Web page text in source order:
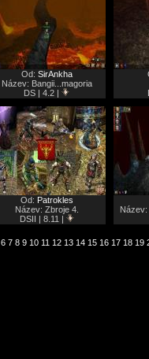
Od: SirAnkha
Název: Bangii...magoria
DS | 4.2 |
Od: Patrokles
Název: Zbroje 4.
DSII | 8.11 |
6 7 8 9 10 11 12 13 14 15 16 17 18 19